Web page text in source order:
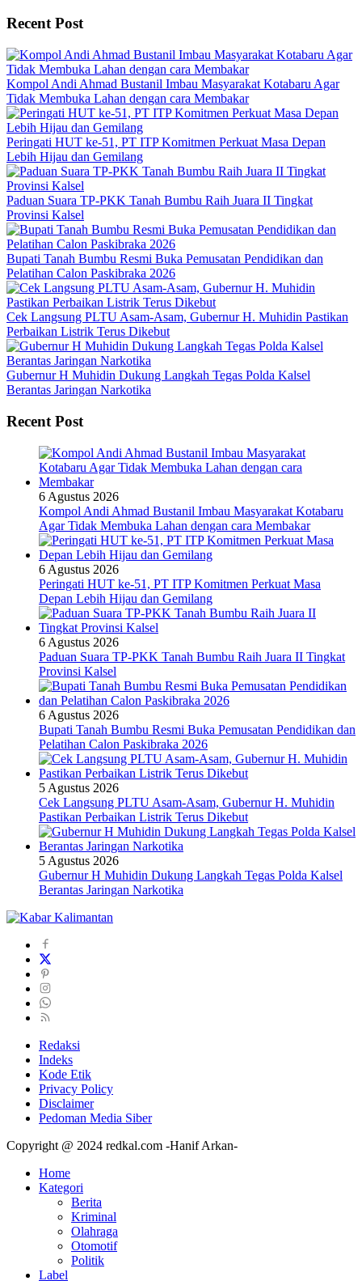
Recent Post
Kompol Andi Ahmad Bustanil Imbau Masyarakat Kotabaru Agar
Tidak Membuka Lahan dengan cara Membakar
Peringati HUT ke-51, PT ITP Komitmen Perkuat Masa Depan
Lebih Hijau dan Gemilang
Paduan Suara TP-PKK Tanah Bumbu Raih Juara II Tingkat
Provinsi Kalsel
Bupati Tanah Bumbu Resmi Buka Pemusatan Pendidikan dan
Pelatihan Calon Paskibraka 2026
Cek Langsung PLTU Asam-Asam, Gubernur H. Muhidin Pastikan
Perbaikan Listrik Terus Dikebut
Gubernur H Muhidin Dukung Langkah Tegas Polda Kalsel
Berantas Jaringan Narkotika
Recent Post
6 Agustus 2026
Kompol Andi Ahmad Bustanil Imbau Masyarakat Kotabaru
Agar Tidak Membuka Lahan dengan cara Membakar
6 Agustus 2026
Peringati HUT ke-51, PT ITP Komitmen Perkuat Masa
Depan Lebih Hijau dan Gemilang
6 Agustus 2026
Paduan Suara TP-PKK Tanah Bumbu Raih Juara II Tingkat
Provinsi Kalsel
6 Agustus 2026
Bupati Tanah Bumbu Resmi Buka Pemusatan Pendidikan dan
Pelatihan Calon Paskibraka 2026
5 Agustus 2026
Cek Langsung PLTU Asam-Asam, Gubernur H. Muhidin
Pastikan Perbaikan Listrik Terus Dikebut
5 Agustus 2026
Gubernur H Muhidin Dukung Langkah Tegas Polda Kalsel
Berantas Jaringan Narkotika
Redaksi
Indeks
Kode Etik
Privacy Policy
Disclaimer
Pedoman Media Siber
Copyright @ 2024 redkal.com -Hanif Arkan-
Home
Kategori
Berita
Kriminal
Olahraga
Otomotif
Politik
Label